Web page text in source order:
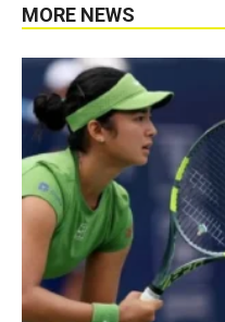
MORE NEWS